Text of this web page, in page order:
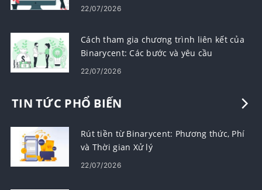
22/07/2026
Cách tham gia chương trình liên kết của
Binarycent: Các bước và yêu cầu
22/07/2026
TIN TỨC PHỔ BIẾN
Rút tiền từ Binarycent: Phương thức, Phí
và Thời gian Xử lý
22/07/2026